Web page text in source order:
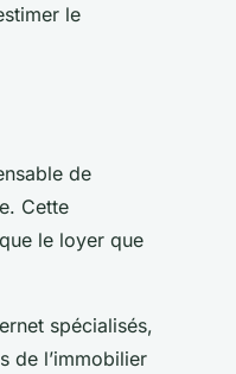
le
de
Cette
le loyer que
spécialisés,
de l’immobilier